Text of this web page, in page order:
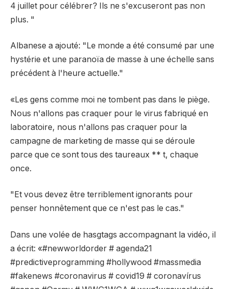
4 juillet pour célébrer? Ils ne s'excuseront pas non
plus. "
Albanese a ajouté: "Le monde a été consumé par une
hystérie et une paranoïa de masse à une échelle sans
précédent à l'heure actuelle."
«Les gens comme moi ne tombent pas dans le piège.
Nous n'allons pas craquer pour le virus fabriqué en
laboratoire, nous n'allons pas craquer pour la
campagne de marketing de masse qui se déroule
parce que ce sont tous des taureaux ** t, chaque
once.
"Et vous devez être terriblement ignorants pour
penser honnêtement que ce n'est pas le cas."
Dans une volée de hasgtags accompagnant la vidéo, il
a écrit: «#newworldorder # agenda21
#predictiveprogramming #hollywood #massmedia
#fakenews #coronavirus # covid19 # coronavírus